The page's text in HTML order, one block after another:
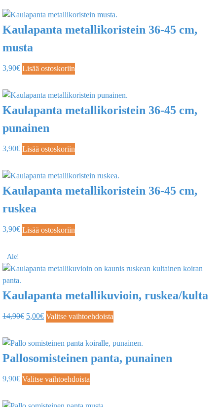
Kaulapanta metallikoristein 36-45 cm,
musta
3,90€ Lisää ostoskoriin
Kaulapanta metallikoristein 36-45 cm,
punainen
3,90€ Lisää ostoskoriin
Kaulapanta metallikoristein 36-45 cm,
ruskea
3,90€ Lisää ostoskoriin
Ale!
Kaulapanta metallikuvioin, ruskea/kulta
14,90€ 5,00€ Valitse vaihtoehdoista
Pallosomisteinen panta, punainen
9,90€ Valitse vaihtoehdoista